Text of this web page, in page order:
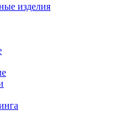
изделия